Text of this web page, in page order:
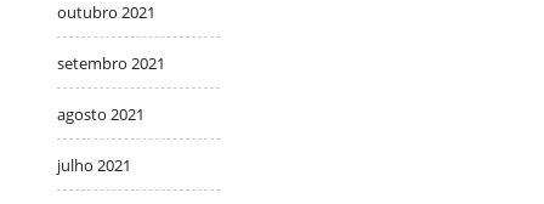
outubro 2021
setembro 2021
agosto 2021
julho 2021